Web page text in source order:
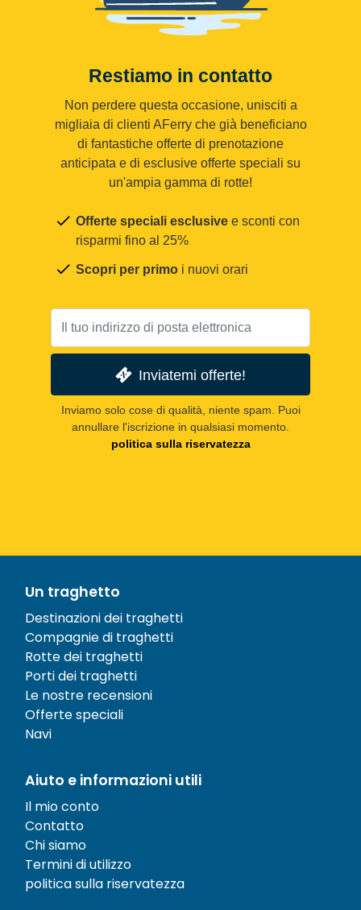
Restiamo in contatto
Non perdere questa occasione, unisciti a
migliaia di clienti AFerry che già beneficiano
di fantastiche offerte di prenotazione
anticipata e di esclusive offerte speciali su
un'ampia gamma di rotte!
Offerte speciali esclusive e sconti con
risparmi fino al 25%
Scopri per primo i nuovi orari
Inviatemi offerte!
Inviamo solo cose di qualità, niente spam. Puoi
annullare l'iscrizione in qualsiasi momento.
politica sulla riservatezza
Un traghetto
Destinazioni dei traghetti
Compagnie di traghetti
Rotte dei traghetti
Porti dei traghetti
Le nostre recensioni
Offerte speciali
Navi
Aiuto e informazioni utili
Il mio conto
Contatto
Chi siamo
Termini di utilizzo
politica sulla riservatezza